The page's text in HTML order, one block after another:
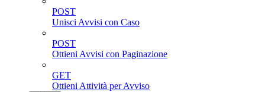
POST
Unisci Avvisi con Caso
POST
Ottieni Avvisi con Paginazione
GET
Ottieni Attività per Avviso